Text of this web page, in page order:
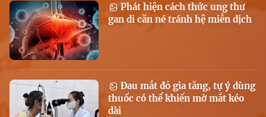
Phát hiện cách thức ung thư
gan di căn né tránh hệ miễn dịch
Đau mắt đỏ gia tăng, tự ý dùng
thuốc có thể khiến mờ mắt kéo
dài